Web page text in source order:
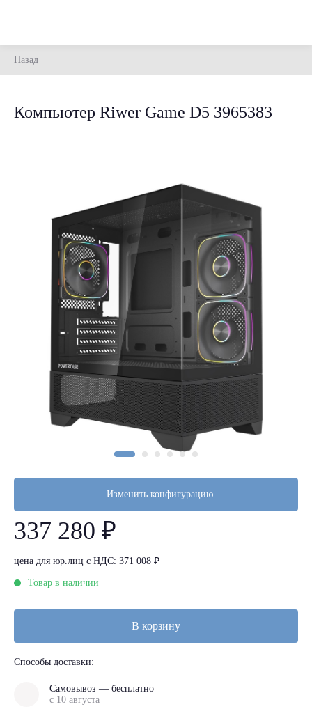
Назад
Компьютер Riwer Game D5 3965383
Изменить конфигурацию
337 280 ₽
цена для юр.лиц с НДС: 371 008 ₽
Товар в наличии
В корзину
Способы доставки:
Самовывоз — бесплатно
с 10 августа